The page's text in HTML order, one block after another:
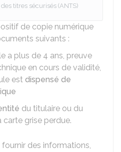
titres sécurisés (ANTS)
de copie numérique
suivants :
a plus de 4 ans, preuve
en cours de validité,
est dispensé de
du titulaire ou du
grise perdue.
des informations,